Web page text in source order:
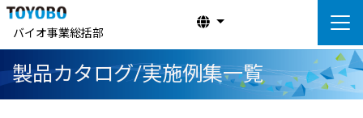
バイオ事業総括部
製品カタログ/実施例集一覧